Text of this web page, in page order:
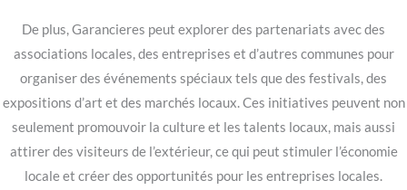
De plus, Garancieres peut explorer des partenariats avec des
associations locales, des entreprises et d’autres communes pour
organiser des événements spéciaux tels que des festivals, des
expositions d’art et des marchés locaux. Ces initiatives peuvent non
seulement promouvoir la culture et les talents locaux, mais aussi
attirer des visiteurs de l’extérieur, ce qui peut stimuler l’économie
locale et créer des opportunités pour les entreprises locales.